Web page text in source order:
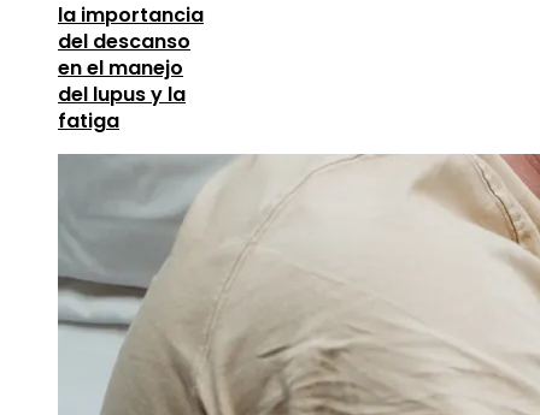
la importancia
del descanso
en el manejo
del lupus y la
fatiga